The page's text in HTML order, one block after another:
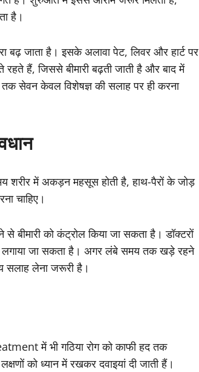
है।
जाता है। इसके अलावा पेट, लिवर और हार्ट पर
हैं, जिससे बीमारी बढ़ती जाती है और बाद में
तक सेवन केवल विशेषज्ञ की सलाह पर ही करना
शरीर में अकड़न महसूस होती है, हाथ-पैरों के जोड़
चाहिए।
बीमारी को कंट्रोल किया जा सकता है। डॉक्टरों
लगाया जा सकता है। अगर लंबे समय तक खड़े रहने
सलाह लेना जरूरी है।
में भी गठिया रोग को काफी हद तक
को ध्यान में रखकर दवाइयां दी जाती हैं।